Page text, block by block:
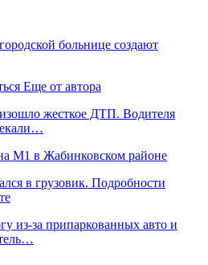
больнице создают
Еще от автора
жесткое ДТП. Водителя
М1 в Жабинковском районе
в грузовик. Подробности
из-за припаркованных авто и